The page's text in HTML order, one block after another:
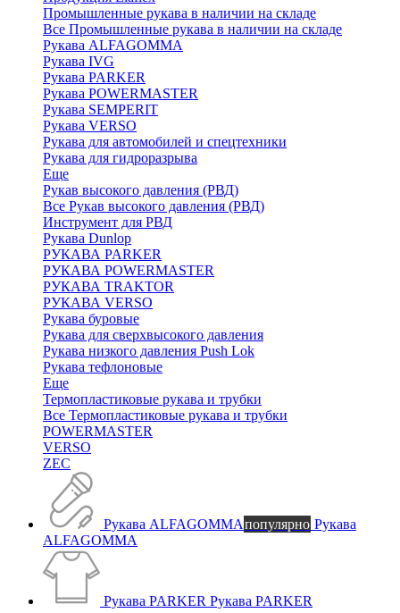
Промышленные рукава в наличии на складе
Все Промышленные рукава в наличии на складе
Рукава ALFAGOMMA
Рукава IVG
Рукава PARKER
Рукава POWERMASTER
Рукава SEMPERIT
Рукава VERSO
Рукава для автомобилей и спецтехники
Рукава для гидроразрыва
Еще
Рукав высокого давления (РВД)
Все Рукав высокого давления (РВД)
Инструмент для РВД
Рукава Dunlop
РУКАВА PARKER
РУКАВА POWERMASTER
РУКАВА TRAKTOR
РУКАВА VERSO
Рукава буровые
Рукава для сверхвысокого давления
Рукава низкого давления Push Lok
Рукава тефлоновые
Еще
Термопластиковые рукава и трубки
Все Термопластиковые рукава и трубки
POWERMASTER
VERSO
ZEC
Рукава ALFAGOMMAпопулярно Рукава
ALFAGOMMA
Рукава PARKER Рукава PARKER